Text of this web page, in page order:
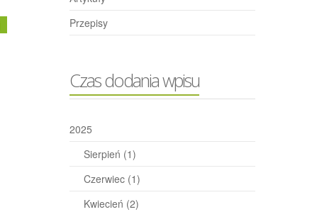
Przepisy
Czas dodania wpisu
2025
Sierpień (1)
Czerwiec (1)
Kwiecień (2)